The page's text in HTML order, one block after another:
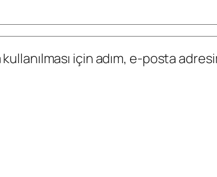
için adım, e-posta